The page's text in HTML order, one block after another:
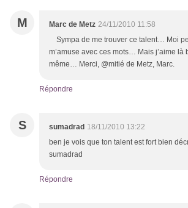
M Marc de Metz 24/11/2010 11:58
Sympa de me trouver ce talent… Moi
m’amuse avec ces mots… Mais j’aime là
même… Merci, @mitié de Metz, Marc.
Répondre
S sumadrad 18/11/2010 13:22
ben je vois que ton talent est fort bien
sumadrad
Répondre